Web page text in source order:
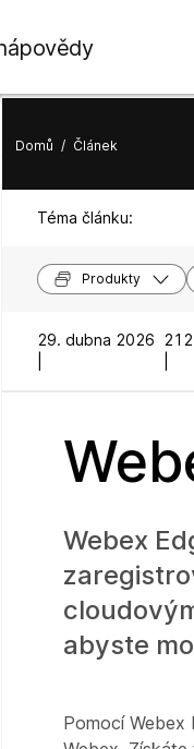
Domů / Článek
Téma článku:
Produkty
29. dubna 2026
Webex
abyste
Pomocí Webex